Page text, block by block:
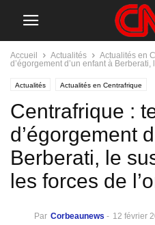
Accueil Actualités Actualités en
d’égorgement d’un enfant à
Actualités Actualités en Centrafrique
Centrafrique :
d’égorgement
Berberati, le
les forces de
Par Corbeaunews - 12 février